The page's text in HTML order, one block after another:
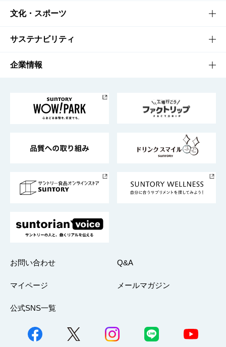
商品一覧
商品発売情報
栄養成分一覧
知る・楽しむTOP
キャンペーン
工場見学
地域情報
文化・スポーツ
文化・スポーツTOP
サントリーホール
サントリーサンバーズ大阪
サステナビリティ
サステナビリティTOP
サントリーが考えるサステナビリティ経営
企業情報
企業概要
採用情報
お問い合わせ Q&A
マイページ メールマガジン
公式SNS一覧